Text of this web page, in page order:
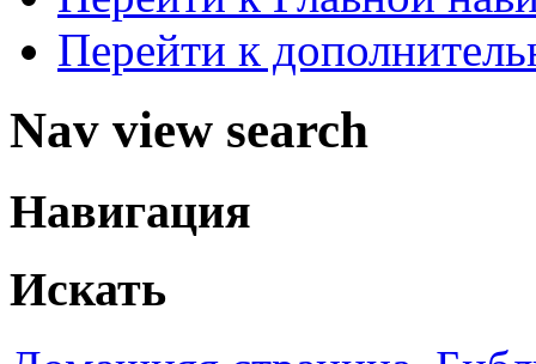
Перейти к
Nav view search
Навигация
Искать